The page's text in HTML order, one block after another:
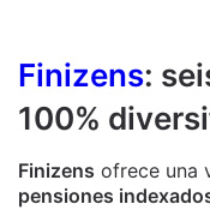
Finizens:
100%
Finizens ofrece una
pensiones